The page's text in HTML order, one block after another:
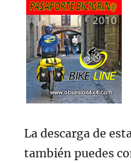
La descarga de
también puedes